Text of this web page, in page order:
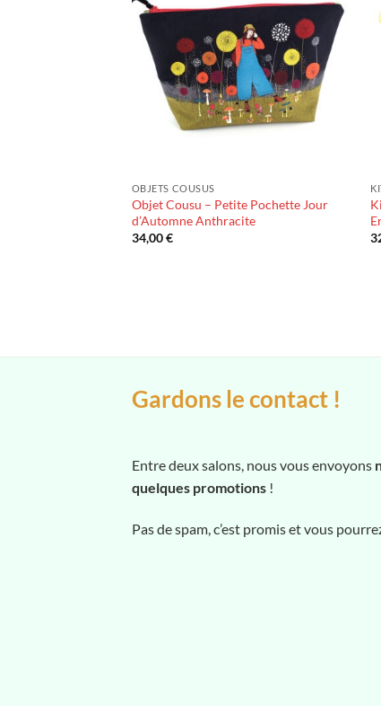
OBJETS COUSUS
Objet Cousu – Petite Pochette Jour
d’Automne Anthracite
34,00€
Gardons le contact !
Entre deux salons, nous vous envoyons
quelques promotions !
Pas de spam, c’est promis et vous